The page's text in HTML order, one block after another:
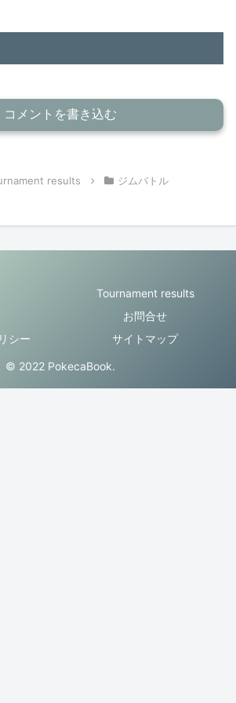
コメントを書き込む
results ジムバトル
Tournament results
お問合せ
シー
サイトマップ
© 2022 PokecaBook.